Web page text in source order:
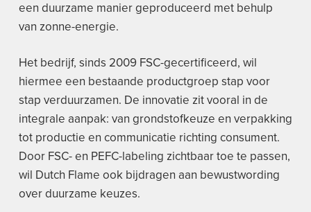
een duurzame manier geproduceerd met behulp
van zonne-energie.
Het bedrijf, sinds 2009 FSC-gecertificeerd, wil
hiermee een bestaande productgroep stap voor
stap verduurzamen. De innovatie zit vooral in de
integrale aanpak: van grondstofkeuze en verpakking
tot productie en communicatie richting consument.
Door FSC- en PEFC-labeling zichtbaar toe te passen,
wil Dutch Flame ook bijdragen aan bewustwording
over duurzame keuzes.